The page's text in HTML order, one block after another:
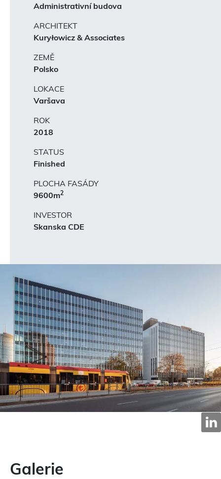
Administrativní budova
ARCHITEKT
Kuryłowicz & Associates
ZEMĚ
Polsko
LOKACE
Varšava
ROK
2018
STATUS
Finished
PLOCHA FASÁDY
9600m2
INVESTOR
Skanska CDE
Galerie